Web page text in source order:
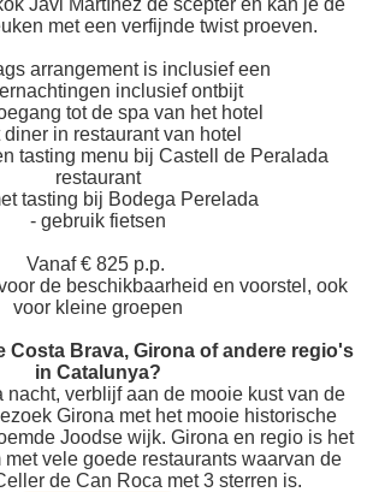
Javi Martínez de scepter en kan je de
met een verfijnde twist proeven.
arrangement is inclusief een
inclusief ontbijt
tot de spa van het hotel
diner in restaurant van hotel
tasting menu bij Castell de Peralada
restaurant
tasting bij Bodega Perelada
- gebruik fietsen
Vanaf € 825 p.p.
de beschikbaarheid en voorstel, ook
voor kleine groepen
Costa Brava, Girona of andere regio's
in Catalunya?
nacht, verblijf aan de mooie kust van de
Girona met het mooie historische
Joodse wijk. Girona en regio is het
vele goede restaurants waarvan de
de Can Roca met 3 sterren is.